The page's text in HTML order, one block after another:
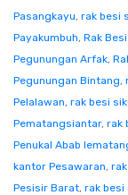
Pasangkayu, rak besi
Payakumbuh, Rak
Pegunungan Arfak,
Pegunungan Bintang,
Pelalawan, rak besi
Pematangsiantar, rak
Penukal Abab
kantor Pesawaran,
Pesisir Barat, rak besi